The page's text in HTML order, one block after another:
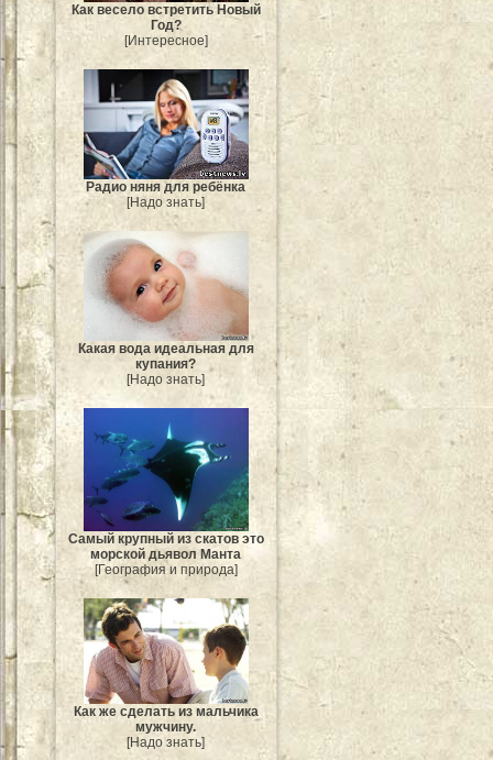
Как весело встретить Новый
Год?
[Интересное]
Радио няня для ребёнка
[Надо знать]
Какая вода идеальная для
купания?
[Надо знать]
Самый крупный из скатов это
морской дьявол Манта
[География и природа]
Как же сделать из мальчика
мужчину.
[Надо знать]